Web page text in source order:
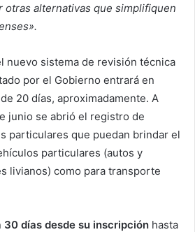
otras alternativas que simplifiquen
nuevo sistema de revisión técnica
por el Gobierno entrará en
20 días, aproximadamente. A
junio se abrió el registro de
particulares que puedan brindar el
particulares (autos y
livianos) como para transporte
30 días desde su inscripción hasta